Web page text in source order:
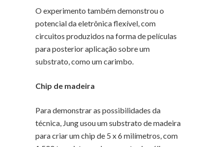
O experimento também demonstrou o
potencial da eletrônica flexível, com
circuitos produzidos na forma de películas
para posterior aplicação sobre um
substrato, como um carimbo.
Chip de madeira
Para demonstrar as possibilidades da
técnica, Jung usou um substrato de madeira
para criar um chip de 5 x 6 milímetros, com